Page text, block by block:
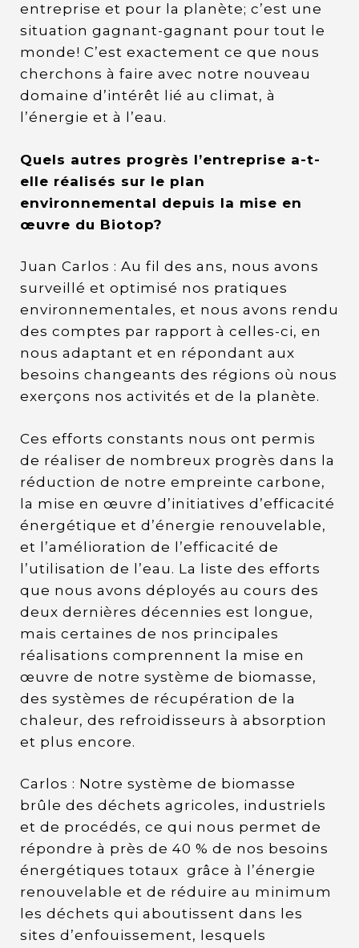
entreprise et pour la planète; c’est une
situation gagnant-gagnant pour tout le
monde! C’est exactement ce que nous
cherchons à faire avec notre nouveau
domaine d’intérêt lié au climat, à
l’énergie et à l’eau.
Quels autres progrès l’entreprise a-t-
elle réalisés sur le plan
environnemental depuis la mise en
œuvre du Biotop?
Juan Carlos : Au fil des ans, nous avons
surveillé et optimisé nos pratiques
environnementales, et nous avons rendu
des comptes par rapport à celles-ci, en
nous adaptant et en répondant aux
besoins changeants des régions où nous
exerçons nos activités et de la planète.
Ces efforts constants nous ont permis
de réaliser de nombreux progrès dans la
réduction de notre empreinte carbone,
la mise en œuvre d’initiatives d’efficacité
énergétique et d’énergie renouvelable,
et l’amélioration de l’efficacité de
l’utilisation de l’eau. La liste des efforts
que nous avons déployés au cours des
deux dernières décennies est longue,
mais certaines de nos principales
réalisations comprennent la mise en
œuvre de notre système de biomasse,
des systèmes de récupération de la
chaleur, des refroidisseurs à absorption
et plus encore.
Carlos : Notre système de biomasse
brûle des déchets agricoles, industriels
et de procédés, ce qui nous permet de
répondre à près de 40 % de nos besoins
énergétiques totaux grâce à l’énergie
renouvelable et de réduire au minimum
les déchets qui aboutissent dans les
sites d’enfouissement, lesquels